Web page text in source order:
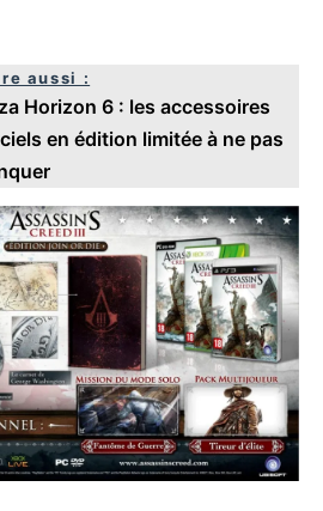
aussi :
Horizon 6 : les accessoires
en édition limitée à ne pas